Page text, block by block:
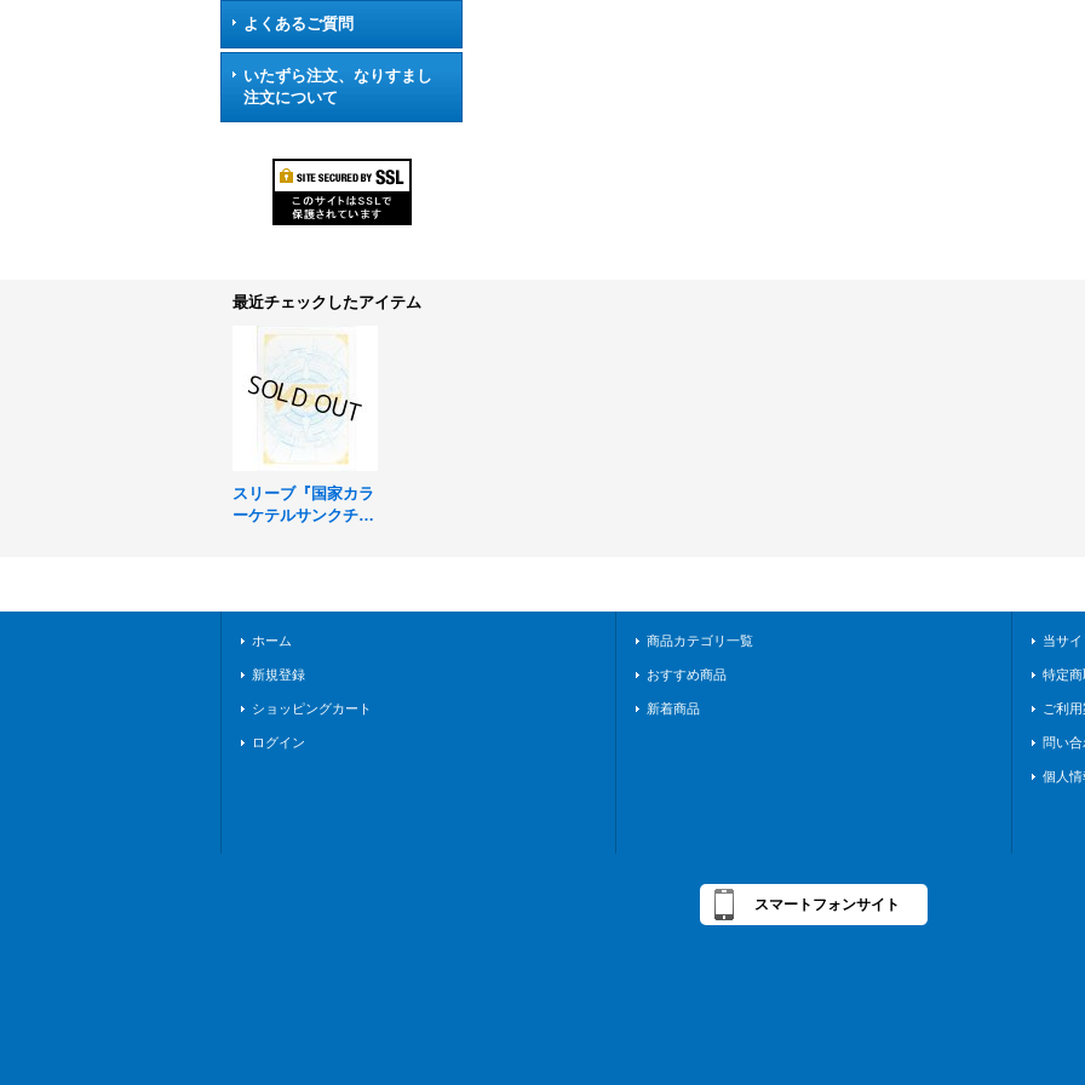
よくあるご質問
いたずら注文、なりすまし
注文について
最近チェックしたアイテム
スリーブ『国家カラ
ーケテルサンクチュ
ホーム
新規登録
ショッピングカート
ログイン
商品カテゴリ一覧
おすすめ商品
新着商品
当サ
特定
ご利
問い合
個人
スマートフォンサイト